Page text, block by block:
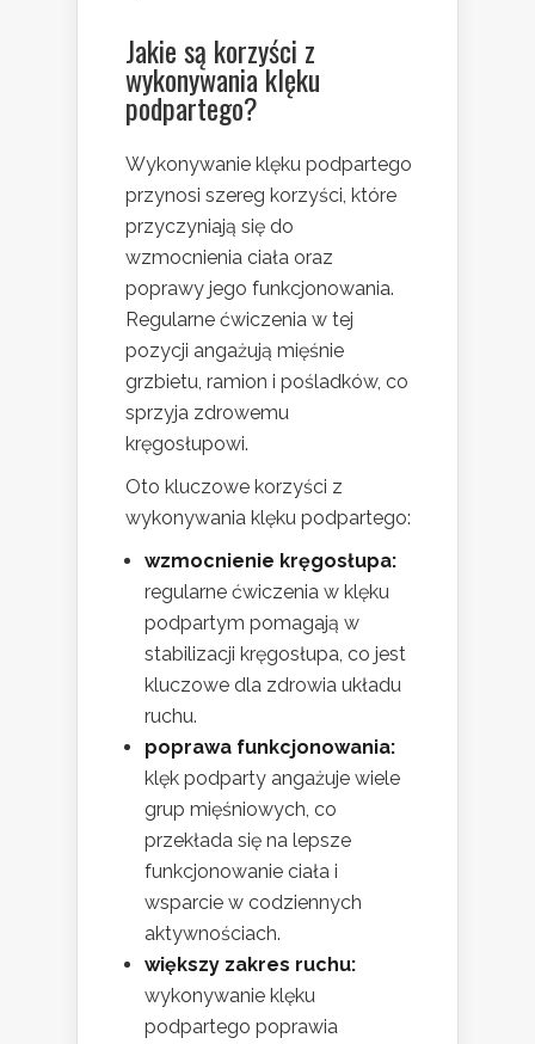
Jakie są korzyści z
wykonywania klęku
podpartego?
Wykonywanie klęku podpartego
przynosi szereg korzyści, które
przyczyniają się do
wzmocnienia ciała oraz
poprawy jego funkcjonowania.
Regularne ćwiczenia w tej
pozycji angażują mięśnie
grzbietu, ramion i pośladków, co
sprzyja zdrowemu
kręgosłupowi.
Oto kluczowe korzyści z
wykonywania klęku podpartego:
wzmocnienie kręgosłupa:
regularne ćwiczenia w klęku
podpartym pomagają w
stabilizacji kręgosłupa, co jest
kluczowe dla zdrowia układu
ruchu.
poprawa funkcjonowania:
klęk podparty angażuje wiele
grup mięśniowych, co
przekłada się na lepsze
funkcjonowanie ciała i
wsparcie w codziennych
aktywnościach.
większy zakres ruchu:
wykonywanie klęku
podpartego poprawia